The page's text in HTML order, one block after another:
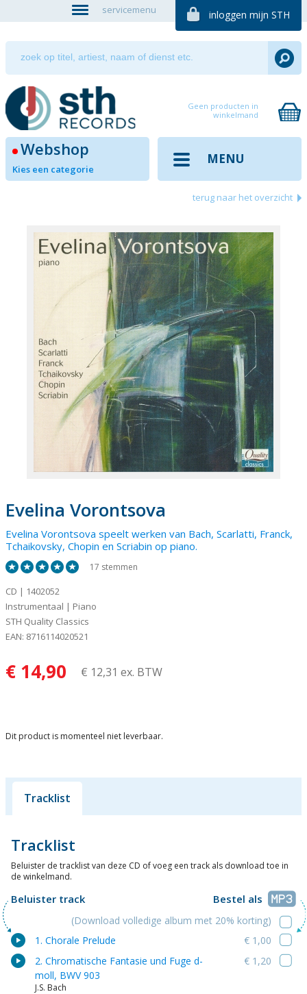
servicemenu inloggen mijn STH
Geen producten in
winkelmand
Webshop
Kies een categorie
MENU
terug naar het overzicht
Evelina Vorontsova
Evelina Vorontsova speelt werken van Bach, Scarlatti, Franck,
Tchaikovsky, Chopin en Scriabin op piano.
17 stemmen
CD | 1402052
Instrumentaal | Piano
STH Quality Classics
EAN: 8716114020521
€ 14,90 € 12,31 ex. BTW
Dit product is momenteel niet leverbaar.
Tracklist
Tracklist
Beluister de tracklist van deze CD of voeg een track als download toe in
de winkelmand.
Beluister track Bestel als
(Download volledige album met 20% korting)
1. Chorale Prelude
€ 1,00
2. Chromatische Fantasie und Fuge d-
moll, BWV 903
J.S. Bach
€ 1,20